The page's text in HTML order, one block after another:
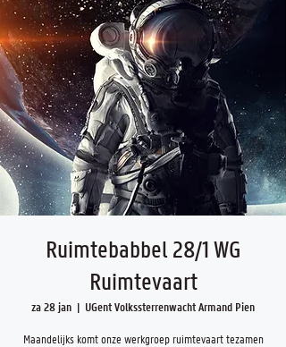
Ruimtebabbel 28/1 WG
Ruimtevaart
za 28 jan
  |
UGent Volkssterrenwacht Armand Pien
Maandelijks komt onze werkgroep ruimtevaart tezamen